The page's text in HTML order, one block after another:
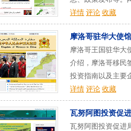
详情 评论 收藏
摩洛哥驻华大使
摩洛哥王国驻华大
介绍，摩洛哥移民
投资指南以及主要
详情 评论 收藏
瓦努阿图投资促
瓦努阿图投资促进